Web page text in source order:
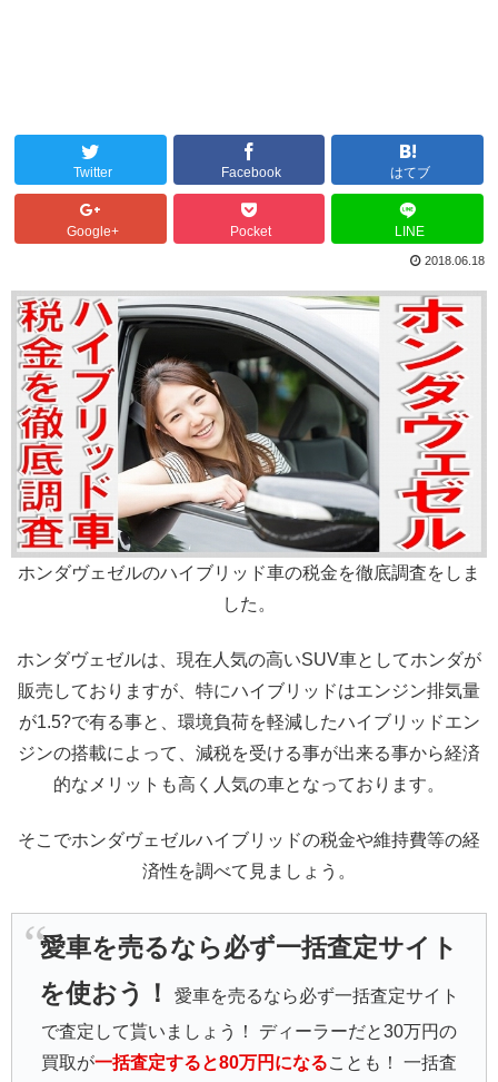
Twitter Facebook はてブ
Google+ Pocket LINE
2018.06.18
ホンダヴェゼルのハイブリッド車の税金を徹底調査をしま
した。
ホンダヴェゼルは、現在人気の高いSUV車としてホンダが
販売しておりますが、特にハイブリッドはエンジン排気量
が1.5?で有る事と、環境負荷を軽減したハイブリッドエン
ジンの搭載によって、減税を受ける事が出来る事から経済
的なメリットも高く人気の車となっております。
そこでホンダヴェゼルハイブリッドの税金や維持費等の経
済性を調べて見ましょう。
愛車を売るなら必ず一括査定サイト
を使おう！
愛車を売るなら必ず一括査定サイト
で査定して貰いましょう！ ディーラーだと30万円の
買取が一括査定すると80万円になることも！ 一括査